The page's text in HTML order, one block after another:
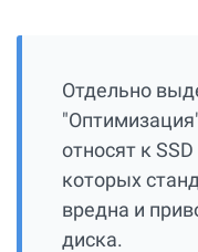
Отдельно
относят к
которых
вредна и
диска.